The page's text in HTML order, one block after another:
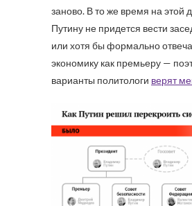
заново. В то же время на этой
Путину не придется вести
или хотя бы формально
экономику как премьеру —
варианты политологи верят